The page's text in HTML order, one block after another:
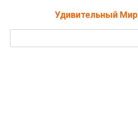
Удивительный Мир
Поиск: